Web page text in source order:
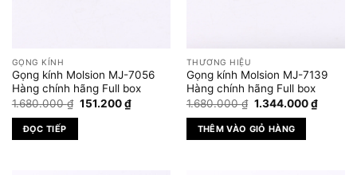
chọn
trên
trang
sản
phẩm
GỌNG KÍNH
Gọng kính Molsion MJ-7056
Hàng chính hãng Full box
1.680.000₫ Giá
151.200₫Giá
hiện
ĐỌC TIẾP
THƯƠNG HIỆU
Gọng kính Molsion MJ-7139
Hàng chính hãng Full box
1.680.000₫ Giá
là:
1.680.000 ₫.
1.344.000₫Giá
hiện
THÊM VÀO GIỎ HÀNG